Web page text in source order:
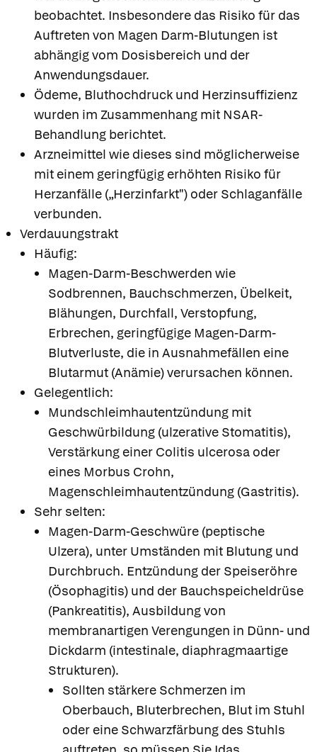
beobachtet. Insbesondere das Risiko für das
Auftreten von Magen Darm-Blutungen ist
abhängig vom Dosisbereich und der
Anwendungsdauer.
Ödeme, Bluthochdruck und Herzinsuffizienz
wurden im Zusammenhang mit NSAR-
Behandlung berichtet.
Arzneimittel wie dieses sind möglicherweise
mit einem geringfügig erhöhten Risiko für
Herzanfälle („Herzinfarkt") oder Schlaganfälle
verbunden.
Verdauungstrakt
Häufig:
Magen-Darm-Beschwerden wie
Sodbrennen, Bauchschmerzen, Übelkeit,
Blähungen, Durchfall, Verstopfung,
Erbrechen, geringfügige Magen-Darm-
Blutverluste, die in Ausnahmefällen eine
Blutarmut (Anämie) verursachen können.
Gelegentlich:
Mundschleimhautentzündung mit
Geschwürbildung (ulzerative Stomatitis),
Verstärkung einer Colitis ulcerosa oder
eines Morbus Crohn,
Magenschleimhautentzündung (Gastritis).
Sehr selten:
Magen-Darm-Geschwüre (peptische
Ulzera), unter Umständen mit Blutung und
Durchbruch. Entzündung der Speiseröhre
(Ösophagitis) und der Bauchspeicheldrüse
(Pankreatitis), Ausbildung von
membranartigen Verengungen in Dünn- und
Dickdarm (intestinale, diaphragmaartige
Strukturen).
Sollten stärkere Schmerzen im
Oberbauch, Bluterbrechen, Blut im Stuhl
oder eine Schwarzfärbung des Stuhls